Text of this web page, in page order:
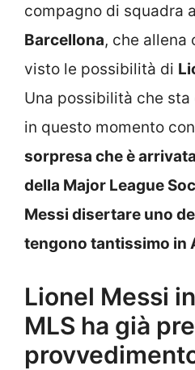
compagno di squadra
Barcellona, che allena
visto le possibilità di
Una possibilità che
in questo momento
sorpresa che è
della Major League
Messi disertare uno
tengono tantissimo in
Lionel Messi
MLS ha già